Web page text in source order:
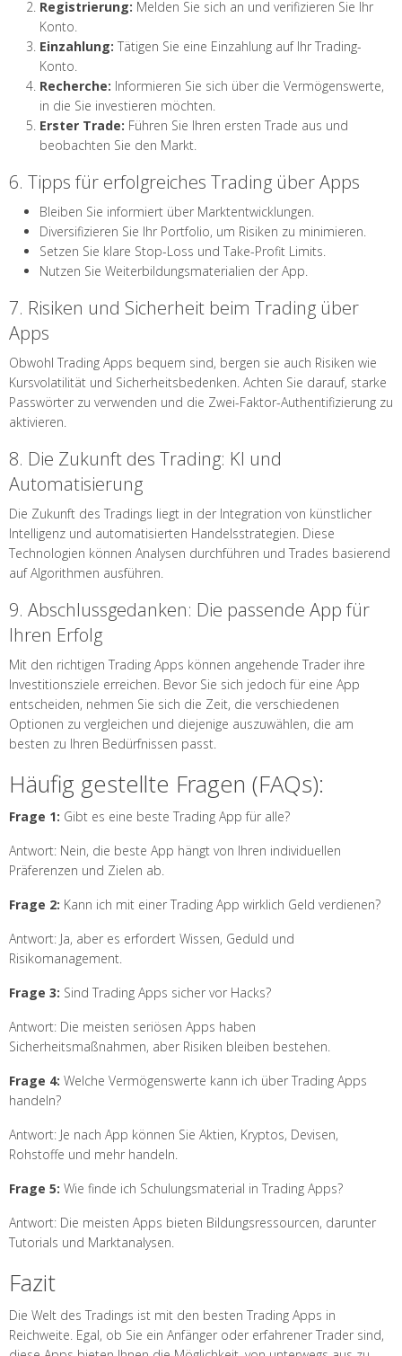
Registrierung: Melden Sie sich an und verifizieren Sie Ihr
Konto.
Einzahlung: Tätigen Sie eine Einzahlung auf Ihr Trading-
Konto.
Recherche: Informieren Sie sich über die Vermögenswerte,
in die Sie investieren möchten.
Erster Trade: Führen Sie Ihren ersten Trade aus und
beobachten Sie den Markt.
6. Tipps für erfolgreiches Trading über Apps
Bleiben Sie informiert über Marktentwicklungen.
Diversifizieren Sie Ihr Portfolio, um Risiken zu minimieren.
Setzen Sie klare Stop-Loss und Take-Profit Limits.
Nutzen Sie Weiterbildungsmaterialien der App.
7. Risiken und Sicherheit beim Trading über
Apps
Obwohl Trading Apps bequem sind, bergen sie auch Risiken wie
Kursvolatilität und Sicherheitsbedenken. Achten Sie darauf, starke
Passwörter zu verwenden und die Zwei-Faktor-Authentifizierung zu
aktivieren.
8. Die Zukunft des Trading: KI und
Automatisierung
Die Zukunft des Tradings liegt in der Integration von künstlicher
Intelligenz und automatisierten Handelsstrategien. Diese
Technologien können Analysen durchführen und Trades basierend
auf Algorithmen ausführen.
9. Abschlussgedanken: Die passende App für
Ihren Erfolg
Mit den richtigen Trading Apps können angehende Trader ihre
Investitionsziele erreichen. Bevor Sie sich jedoch für eine App
entscheiden, nehmen Sie sich die Zeit, die verschiedenen
Optionen zu vergleichen und diejenige auszuwählen, die am
besten zu Ihren Bedürfnissen passt.
Häufig gestellte Fragen (FAQs):
Frage 1: Gibt es eine beste Trading App für alle?
Antwort: Nein, die beste App hängt von Ihren individuellen
Präferenzen und Zielen ab.
Frage 2: Kann ich mit einer Trading App wirklich Geld verdienen?
Antwort: Ja, aber es erfordert Wissen, Geduld und
Risikomanagement.
Frage 3: Sind Trading Apps sicher vor Hacks?
Antwort: Die meisten seriösen Apps haben
Sicherheitsmaßnahmen, aber Risiken bleiben bestehen.
Frage 4: Welche Vermögenswerte kann ich über Trading Apps
handeln?
Antwort: Je nach App können Sie Aktien, Kryptos, Devisen,
Rohstoffe und mehr handeln.
Frage 5: Wie finde ich Schulungsmaterial in Trading Apps?
Antwort: Die meisten Apps bieten Bildungsressourcen, darunter
Tutorials und Marktanalysen.
Fazit
Die Welt des Tradings ist mit den besten Trading Apps in
Reichweite. Egal, ob Sie ein Anfänger oder erfahrener Trader sind,